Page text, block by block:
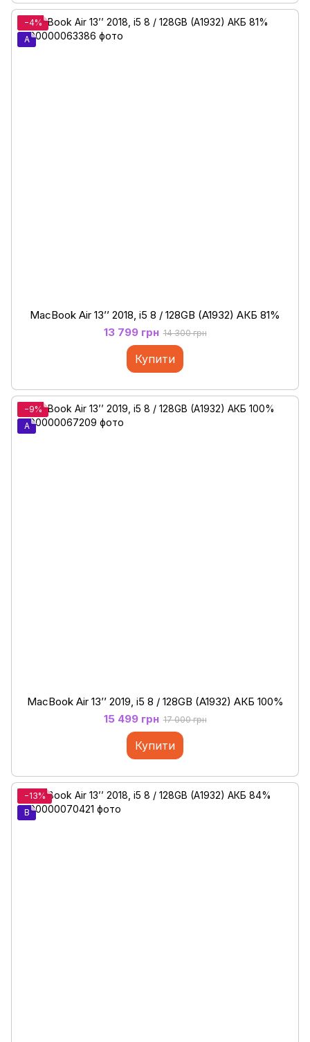
−4%
A
MacBook Air 13’’ 2018, i5 8 / 128GB (A1932) АКБ 81%
13 799 грн 14 300 грн
Купити
−9%
A
MacBook Air 13’’ 2019, i5 8 / 128GB (A1932) АКБ 100%
15 499 грн 17 000 грн
Купити
−13%
B